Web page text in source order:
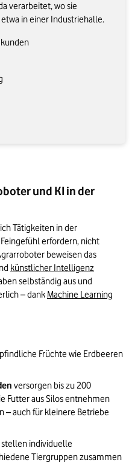
verarbeitet, wo sie
in einer Industriehalle.
und KI in der
Tätigkeiten in der
erfordern, nicht
beweisen das
künstlicher Intelligenz
selbständig aus und
– dank Machine Learning
Früchte wie Erdbeeren
versorgen bis zu 200
Futter aus Silos entnehmen
– auch für kleinere Betriebe
stellen individuelle
Tiergruppen zusammen